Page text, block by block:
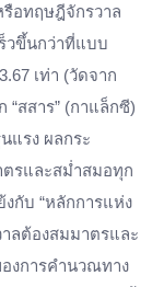
อทฤษฎีจักรวาล
วขึ้นกว่าที่แบบ
เท่า (วัดจาก
สสาร” (กาแล็กซี)
แรง ผลกระ
รและสม่ำสมอทุก
งกับ “หลักการแห่ง
าลต้องสมมาตรและ
งการคำนวณทาง